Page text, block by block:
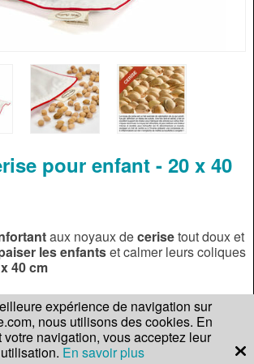
pour enfant - 20 x 40
aux noyaux decerisetout doux et
les enfantset calmer leurs coliques
40 cm
Lire les avis Gagnez
expérience de navigation sur
nous utilisons des cookies. En
navigation, vous acceptez leur
utilisation. En savoir plus